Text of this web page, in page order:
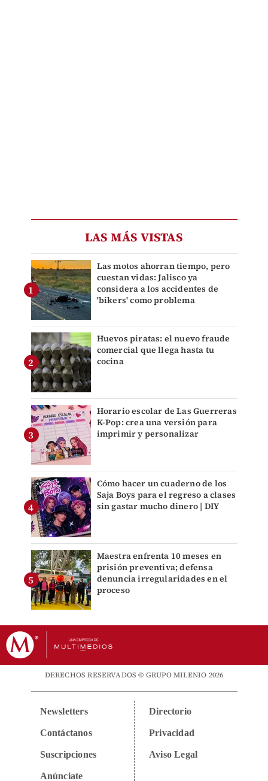
LAS MÁS VISTAS
Las motos ahorran tiempo, pero
cuestan vidas: Jalisco ya
considera a los accidentes de
'bikers' como problema
Huevos piratas: el nuevo fraude
comercial que llega hasta tu
cocina
Horario escolar de Las Guerreras
K-Pop: crea una versión para
imprimir y personalizar
Cómo hacer un cuaderno de los
Saja Boys para el regreso a clases
sin gastar mucho dinero | DIY
Maestra enfrenta 10 meses en
prisión preventiva; defensa
denuncia irregularidades en el
proceso
DERECHOS RESERVADOS © GRUPO MILENIO 2026
Newsletters
Contáctanos
Suscripciones
Anúnciate
Directorio
Privacidad
Aviso Legal